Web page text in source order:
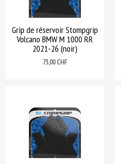
Grip de réservoir Stompgrip
Volcano BMW M 1000 RR
2021-26 (noir)
Prix
73,00 CHF